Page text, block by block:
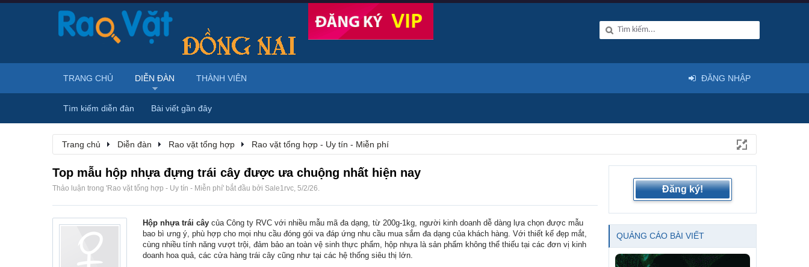
Trang chủ Diễn đàn Rao vặt tổng hợp Rao vặt tổng hợp - Uy tín - Miễn phí
Top mẫu hộp nhựa đựng trái cây được ưa chuộng nhất hiện nay
Thảo luận trong 'Rao vặt tổng hợp - Uy tín - Miễn phí' bắt đầu bởi Sale1rvc, 5/2/26.
Hộp nhựa trái cây của Công ty RVC với nhiều mẫu mã đa dạng, từ 200g-1kg, người kinh doanh dễ dàng lựa chọn được mẫu
bao bì ưng ý, phù hợp cho mọi nhu cầu đóng gói va đáp ứng nhu cầu mua sắm đa dạng của khách hàng. Với thiết kế đẹp mắt,
cùng nhiều tính năng vượt trội, đảm bảo an toàn vệ sinh thực phẩm, hộp nhựa là sản phẩm không thể thiếu tại các đơn vị kinh
doanh hoa quả, các cửa hàng trái cây cũng như tại các hệ thống siêu thị lớn.
Đăng ký!
QUẢNG CÁO BÀI VIẾT
TRANG CHỦ DIỄN ĐÀN
Tìm kiếm diễn đàn Bài viết gần đây
THÀNH VIÊN ĐĂNG NHẬP